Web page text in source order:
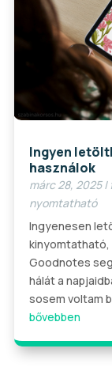
Ingyen
használok
márc 28, 2025|
nyomtatható
Ingyenesen
kinyomtatható,
Goodnotes
hálát a
sosem voltam
bővebben